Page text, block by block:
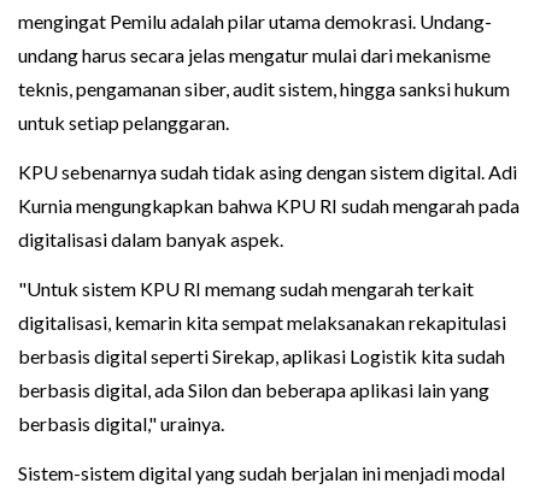
mengingat Pemilu adalah pilar utama demokrasi. Undang-
undang harus secara jelas mengatur mulai dari mekanisme
teknis, pengamanan siber, audit sistem, hingga sanksi hukum
untuk setiap pelanggaran.
KPU sebenarnya sudah tidak asing dengan sistem digital. Adi
Kurnia mengungkapkan bahwa KPU RI sudah mengarah pada
digitalisasi dalam banyak aspek.
"Untuk sistem KPU RI memang sudah mengarah terkait
digitalisasi, kemarin kita sempat melaksanakan rekapitulasi
berbasis digital seperti Sirekap, aplikasi Logistik kita sudah
berbasis digital, ada Silon dan beberapa aplikasi lain yang
berbasis digital," urainya.
Sistem-sistem digital yang sudah berjalan ini menjadi modal